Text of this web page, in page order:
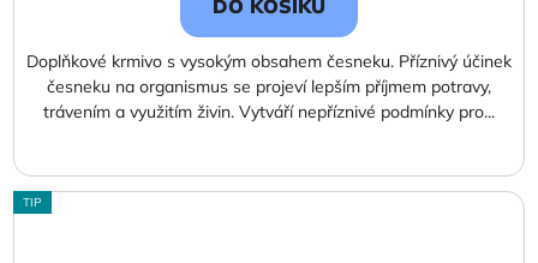
DO KOŠÍKU
Doplňkové krmivo s vysokým obsahem česneku. Příznivý účinek
česneku na organismus se projeví lepším příjmem potravy,
trávením a využitím živin. Vytváří nepříznivé podmínky pro...
TIP